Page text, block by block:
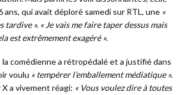
ans, qui avait déploré samedi sur RTL, une «
tardive ». « Je vais me faire taper dessus mais
est extrêmement exagéré ».
la comédienne a rétropédalé et a justifié dans
voulu « tempérer l’emballement médiatique ».
a vivement réagi: « Vous voulez dire à toutes